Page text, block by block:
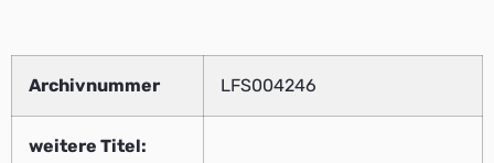
Archivnummer LFS004246
weitere Titel: